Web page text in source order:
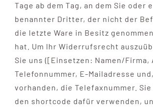
Tage ab dem Tag, an dem Sie oder
benannter Dritter, der nicht der
die letzte Ware in Besitz genommen
hat. Um Ihr Widerrufsrecht
Sie uns ([Einsetzen: Namen/
Telefonnummer, E-Mailadresse
vorhanden, die Telefaxnummer.
den shortcode dafür verwenden,